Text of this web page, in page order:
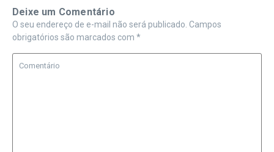
Deixe um Comentário
O seu endereço de e-mail não será publicado. Campos
obrigatórios são marcados com *